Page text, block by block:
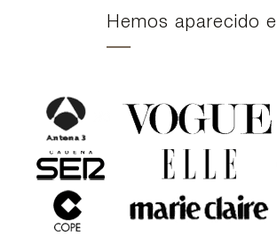
Hemos aparecido